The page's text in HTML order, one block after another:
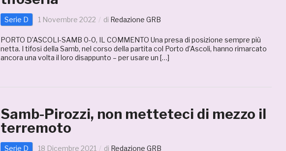
Serie D 1 Novembre 2022 di Redazione GRB
PORTO D’ASCOLI-SAMB 0-0, IL COMMENTO Una presa di posizione sempre più
netta. I tifosi della Samb, nel corso della partita col Porto d’Ascoli, hanno rimarcato
ancora una volta il loro disappunto – per usare un […]
Samb-Pirozzi, non metteteci di mezzo il
terremoto
Serie D 18 Dicembre 2021 di Redazione GRB